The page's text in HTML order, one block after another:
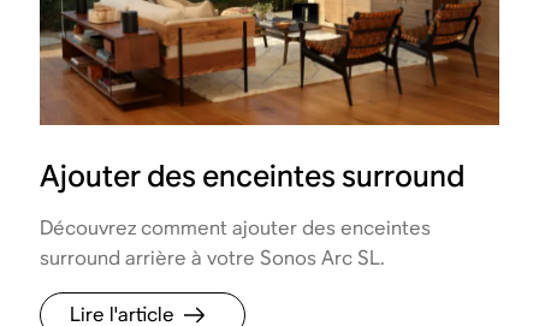
Ajouter des enceintes surround
Découvrez comment ajouter des enceintes
surround arrière à votre Sonos Arc SL.
Lire l'article